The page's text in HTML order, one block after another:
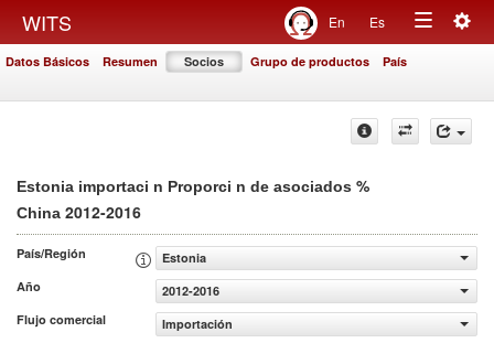
WITS En Es
Toggle
Datos Básicos Resumen Socios Grupo de productos País
Estonia importaci n Proporci n de asociados %
China 2012-2016
País/Región
Estonia
Año
2012-2016
Flujo comercial
Importación